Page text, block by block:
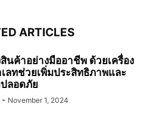
ARTICLES
นค้าอย่างมืออาชีพ ด้วยเครื่อง
ลทช่วยเพิ่มประสิทธิภาพและ
ลอดภัย
- November 1, 2024